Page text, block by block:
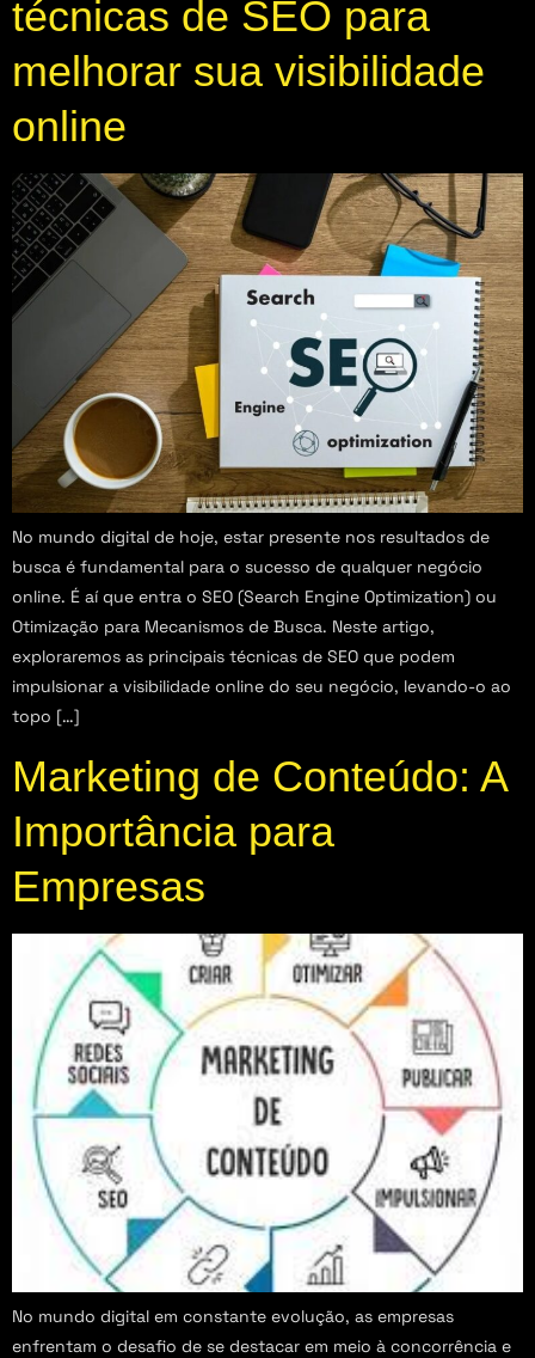
técnicas de SEO para
melhorar sua visibilidade
online
No mundo digital de hoje, estar presente nos resultados de
busca é fundamental para o sucesso de qualquer negócio
online. É aí que entra o SEO (Search Engine Optimization) ou
Otimização para Mecanismos de Busca. Neste artigo,
exploraremos as principais técnicas de SEO que podem
impulsionar a visibilidade online do seu negócio, levando-o ao
topo […]
Marketing de Conteúdo: A
Importância para
Empresas
No mundo digital em constante evolução, as empresas
enfrentam o desafio de se destacar em meio à concorrência e